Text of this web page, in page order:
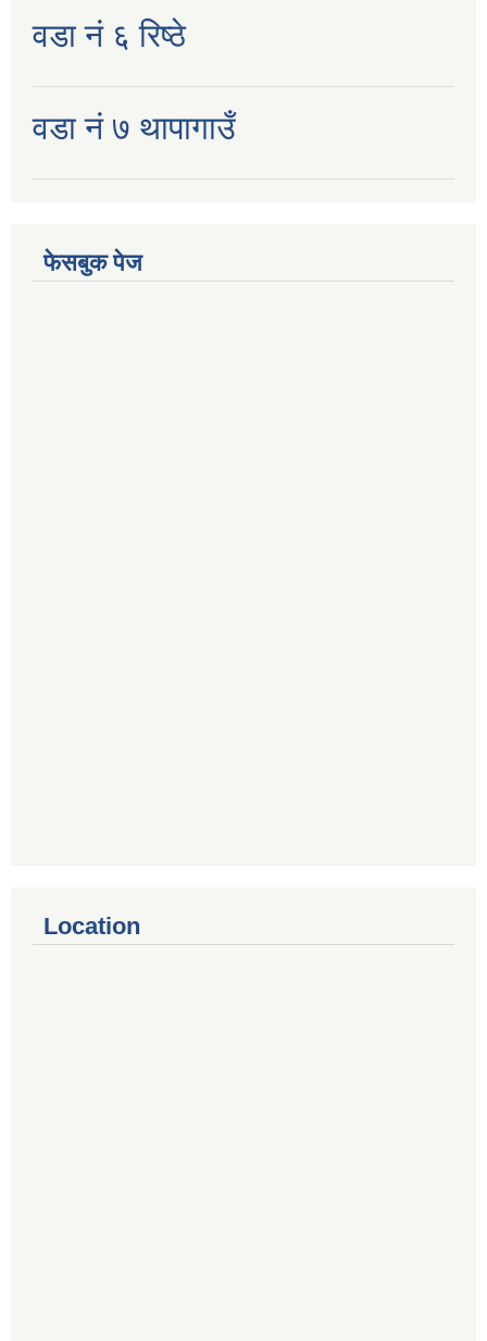
वडा नं ६ रिष्ठे
वडा नं ७ थापागाउँ
फेसबुक पेज
Location